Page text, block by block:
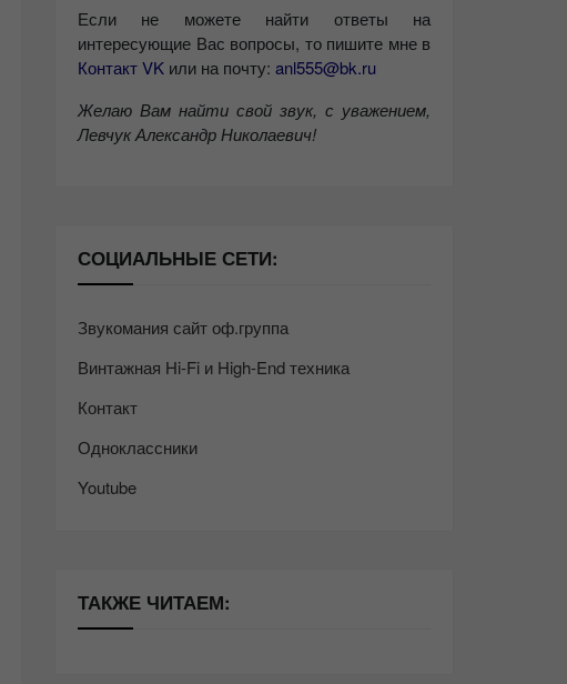
Если не можете найти ответы на
интересующие Вас вопросы, то пишите мне в
Контакт VK или на почту: anl555@bk.ru
Желаю Вам найти свой звук, с уважением,
Левчук Александр Николаевич!
СОЦИАЛЬНЫЕ СЕТИ:
Звукомания сайт оф.группа
Винтажная Hi-Fi и High-End техника
Контакт
Одноклассники
Youtube
ТАКЖЕ ЧИТАЕМ: